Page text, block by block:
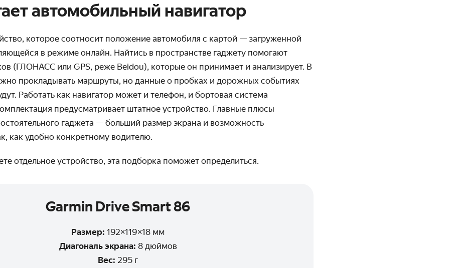
автомобильный навигатор
которое соотносит положение автомобиля с картой — загруженной
в режиме онлайн. Найтись в пространстве гаджету помогают
(ГЛОНАСС или GPS, реже Beidou), которые он принимает и анализирует. В
прокладывать маршруты, но данные о пробках и дорожных событиях
Работать как навигатор может и телефон, и бортовая система
предусматривает штатное устройство. Главные плюсы
гаджета — больший размер экрана и возможность
как удобно конкретному водителю.
отдельное устройство, эта подборка поможет определиться.
Garmin Drive Smart 86
Размер: 192×119×18 мм
Диагональ экрана: 8 дюймов
Вес: 295 г